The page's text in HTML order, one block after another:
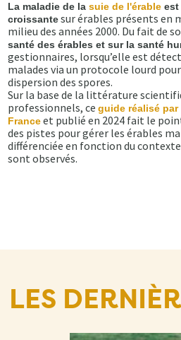
La maladie de lasuie de l'érable est
croissantesur érables présents en
milieu des années 2000. Du fait de
santé des érables et sur la santé
gestionnaires, lorsqu’elle est
malades via un protocole lourd
dispersion des spores.
Sur la base de la littérature
professionnels, ceguide réalisé par
Franceet publié en 2024 fait le
des pistes pour gérer les érables
différenciée en fonction du
sont observés.
LES